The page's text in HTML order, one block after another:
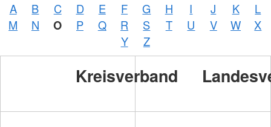
A B C D E F G H I J K
L
M
N O P Q R S T U V W
X
Y
Z
Kreisverband